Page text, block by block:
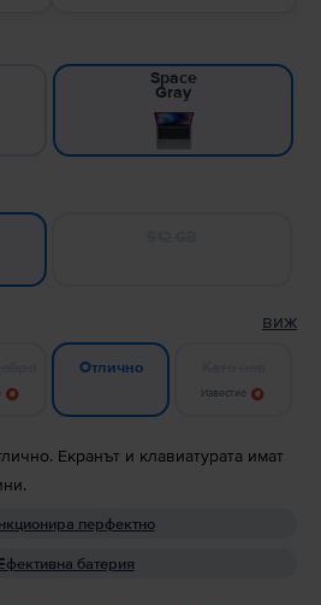
Space
Gray
виж
Отлично
Известие
Екранът и клавиатурата имат
перфектно
батерия